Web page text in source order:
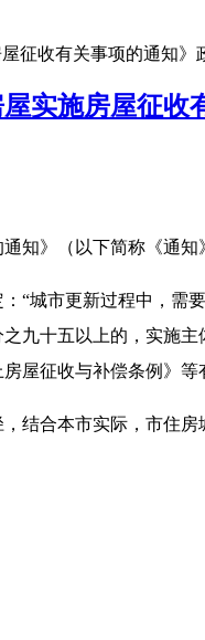
征收有关事项的通知》
实施房屋征
》（以下简称《通知
城市更新过程中，需
九十五以上的，实施
征收与补偿条例》等
合本市实际，市住房